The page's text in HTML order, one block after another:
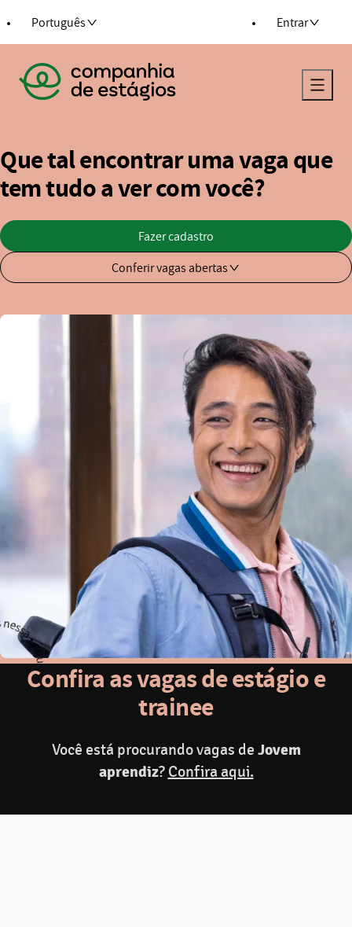
o conteúdo
Português Entrar
Voltar para a página principal
Que tal encontrar uma vaga que
tem tudo a ver com você?
Fazer cadastro
Conferir vagas abertas
Confira as vagas de estágio e
trainee
Você está procurando vagas de Jovem
aprendiz? Confira aqui.
Fazer inscrição